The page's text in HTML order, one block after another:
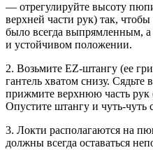
— отрегулируйте высоту
верхней части рук) так,
было всегда выпрямленным, а
и устойчивом положении.
2. Возьмите EZ-штангу (ее
гантель хватом снизу.
прижмите верхнюю часть
Опустите штангу и чуть-чуть
3. Локти располагаются на
должны всегда оставаться